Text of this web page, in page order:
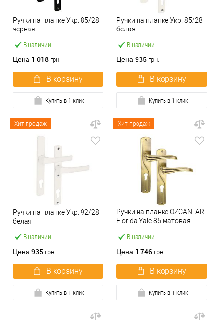
В наличии
Ручки на планке Укр. 85/28
черная
Цена 1 018 грн.
В корзину
Купить в 1 клик
В наличии
Ручки на планке Укр. 85/28
белая
Цена 935 грн.
В корзину
Купить в 1 клик
Хит продаж
В наличии
Ручки на планке Укр. 92/28
белая
Цена 935 грн.
В корзину
Купить в 1 клик
Хит продаж
В наличии
Ручки на планке OZCANLAR
Florida Yale 85 матовая
Цена 1 746 грн.
В корзину
Купить в 1 клик